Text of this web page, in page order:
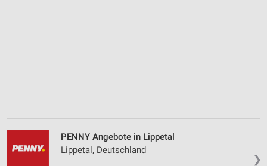
❯
PENNY Angebote in Lippetal
Lippetal, Deutschland
Geräte anhand von aktiv angeforderten
Informationen identifizieren